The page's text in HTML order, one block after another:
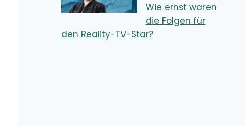
Wie ernst waren
die Folgen für
den Reality-TV-Star?